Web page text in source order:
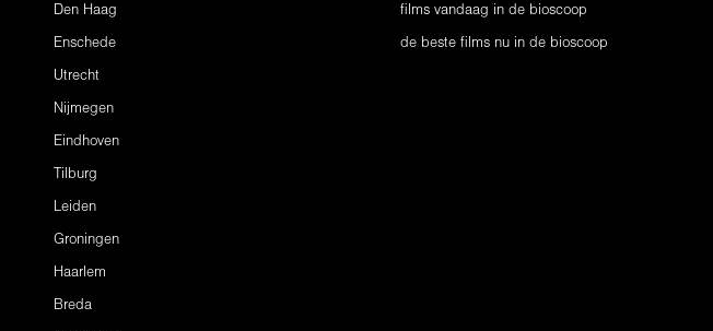
Den Haag
Enschede
Utrecht
Nijmegen
Eindhoven
Tilburg
Leiden
Groningen
Haarlem
Breda
films vandaag in de bioscoop
de beste films nu in de bioscoop